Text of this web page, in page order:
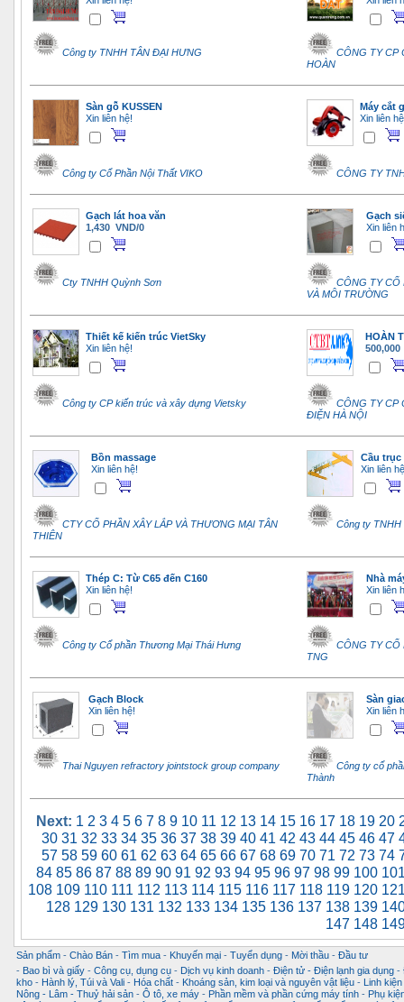
Công ty TNHH TÂN ĐẠI HƯNG
CÔNG TY CP
HOÀN
Sàn gỗ KUSSEN
Xin liên hệ!
Công ty Cổ Phần Nội Thất VIKO
Máy cắt
Xin liên
CÔNG TY
Gạch lát hoa văn
1,430 VND/0
Cty TNHH Quỳnh Sơn
Gạch
Xin liên
CÔNG TY CỔ
VÀ MÔI TRƯỜNG
Thiết kế kiến trúc VietSky
Xin liên hệ!
Công ty CP kiến trúc và xây dựng Vietsky
HOÀN
CÔNG TY CP
ĐIỆN HÀ NỘI
Bồn massage
Xin liên hệ!
CTY CỔ PHẦN XÂY LẮP VÀ THƯƠNG MẠI TÂN
THIÊN
Cầu
Xin liên
Công ty
Thép C: Từ C65 đến C160
Xin liên hệ!
Công ty Cổ phần Thương Mại Thái Hưng
Nhà
Xin liên
CÔNG TY CỔ
TNG
Gạch Block
Xin liên hệ!
Thai Nguyen refractory jointstock group company
Sàn
Xin liên
Công ty cổ
Thành
Next: 1 2 3 4 5 6 7 8 9 10 11 12 13 14 15 16 17 18 19 20
30 31 32 33 34 35 36 37 38 39 40 41 42 43 44 45 46 47
57 58 59 60 61 62 63 64 65 66 67 68 69 70 71 72 73 74
84 85 86 87 88 89 90 91 92 93 94 95 96 97 98 99 100
108 109 110 111 112 113 114 115 116 117 118 119 120
128 129 130 131 132 133 134 135 136 137 138 139
147 148
Sản phẩm - Chào Bán - Tìm mua - Khuyến mại - Tuyển dụng - Mời thầu - Đầu tư
- Bao bì và giấy - Công cụ, dụng cụ - Dịch vụ kinh doanh - Điện tử - Điện lạnh gia dụng -
kho - Hành lý, Túi và Vali - Hóa chất - Khoáng sản, kim loại và nguyên vật liệu -
Linh
Nông - Lâm - Thuỷ hải sản - Ô tô, xe máy - Phần mềm và phần cứng máy tính - Phụ